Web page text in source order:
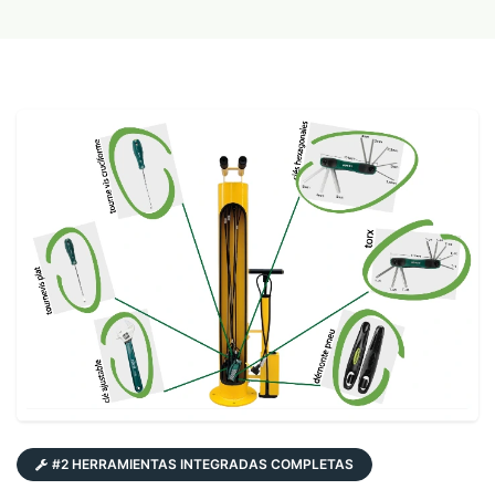
#2 HERRAMIENTAS INTEGRADAS COMPLETAS